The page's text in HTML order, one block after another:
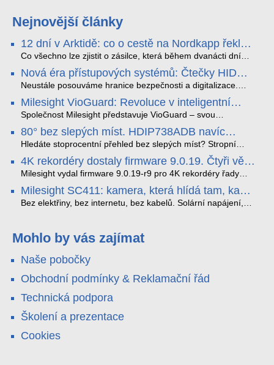
Nejnovější články
12 dní v Arktidě: co o cestě na Nordkapp řekla
data ze SMARTBOX 2 MAX
Co všechno lze zjistit o zásilce, která během dvanácti dní
projede Arktidou? SMARTBOX 2 MAX jsme vzali na trasu z
Tromsø přes Lofoty, Kirunu a finské Laponsko až na
Nordkapp. Bez jediného dobití, v mrazu až −13 °C a mimo
otřesy i náklon. Výsledkem není jen čára na mapě, ale
podrobný datový příběh celé cesty.
Nová éra přístupových systémů: Čtečky HID
Signo
Neustále posouváme hranice bezpečnosti a digitalizace.
v oblasti kontroly přístupu – moderní a vysoce univerzální
čtečky HID Signo.
Milesight VioGuard: Revoluce v inteligentní
detekci dopravních přestupků
Společnost Milesight představuje VioGuard – svou
dopravních přestupků. Tento systém, poháněný
sofistikovanými algoritmy umělé inteligence (AI), je navržen
tak, aby poskytoval komplexní nástroje pro vymáhání
dopravních předpisů, zvyšoval bezpečnost na silnicích a
optimalizoval plynulost dopravy v moderních městech.
80° bez slepých míst. HDIP738ADB navíc
streamuje na YouTube – bez PC.
Hledáte stoprocentní přehled bez slepých míst? Stropní
panoramatická kamera HDIP738ADB skládá obraz ze dvou
4MP senzorů SONY do jednoho čistého 180° záběru bez
zkreslení. K tomu přidává AI detekci osob a vozidel,
YouTube – bez běžícího počítače.
4K rekordéry dostaly firmware 9.0.19. Čtyři věci,
které musíte vědět.
Milesight vydal firmware 9.0.19-r9 pro 4K rekordéry řady
které vám zjednoduší práci – a jedna z nich vám ušetří
spoustu zbytečných výjezdů k zákazníkům.
Milesight SC411: kamera, která hlídá tam, kam
kabel nedosáhne
Bez elektřiny, bez internetu, bez kabelů. Solární napájení,
váš telefon. Podívejte se na video.
Mohlo by vás zajímat
Naše pobočky
Obchodní podmínky & Reklamační řád
Technická podpora
Školení a prezentace
Cookies